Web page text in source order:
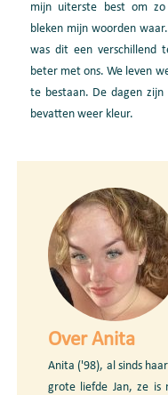
mijn uiterste best om
bleken mijn woorden
was dit een verschillend
beter met ons. We leven
te bestaan. De dagen
bevatten weer kleur.
Over Anita
Anita ('98), al sinds
grote liefde Jan, ze is